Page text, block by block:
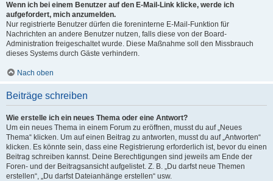
Wenn ich bei einem Benutzer auf den E-Mail-Link klicke, werde ich
aufgefordert, mich anzumelden.
Nur registrierte Benutzer dürfen die foreninterne E-Mail-Funktion für
Nachrichten an andere Benutzer nutzen, falls diese von der Board-
Administration freigeschaltet wurde. Diese Maßnahme soll den Missbrauch
dieses Systems durch Gäste verhindern.
Nach oben
Beiträge schreiben
Wie erstelle ich ein neues Thema oder eine Antwort?
Um ein neues Thema in einem Forum zu eröffnen, musst du auf „Neues
Thema“ klicken. Um auf einen Beitrag zu antworten, musst du auf „Antworten“
klicken. Es könnte sein, dass eine Registrierung erforderlich ist, bevor du einen
Beitrag schreiben kannst. Deine Berechtigungen sind jeweils am Ende der
Foren- und der Beitragsansicht aufgelistet. Z. B. „Du darfst neue Themen
erstellen“, „Du darfst Dateianhänge erstellen“ usw.